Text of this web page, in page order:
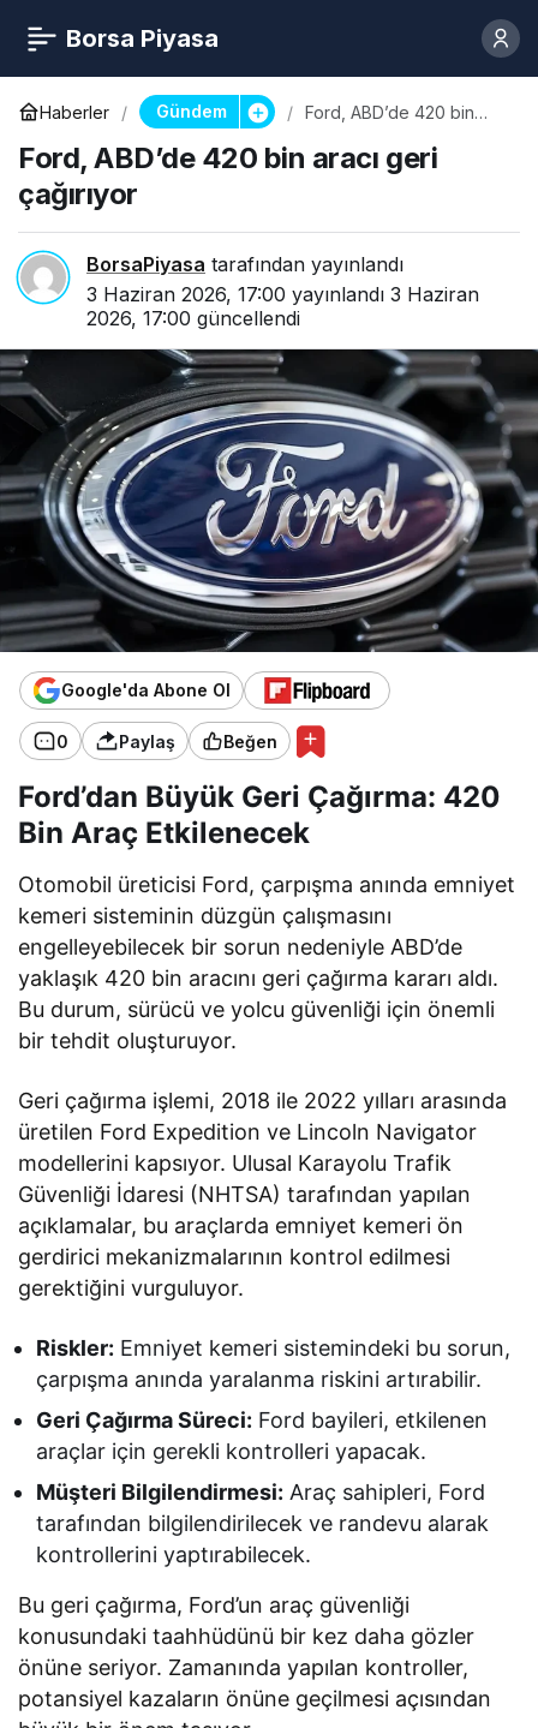
Borsa Piyasa
Haberler Gündem
Ford, ABD’de 420 bin
Ford, ABD’de 420 bin aracı geri
çağırıyor
BorsaPiyasa tarafından yayınlandı
3 Haziran 2026, 17:00 yayınlandı 3 Haziran
2026, 17:00 güncellendi
Google'da Abone Ol
0 Paylaş Beğen
Ford’dan Büyük Geri Çağırma: 420
Bin Araç Etkilenecek
Otomobil üreticisi Ford, çarpışma anında emniyet
kemeri sisteminin düzgün çalışmasını
engelleyebilecek bir sorun nedeniyle ABD’de
yaklaşık 420 bin aracını geri çağırma kararı aldı.
Bu durum, sürücü ve yolcu güvenliği için önemli
bir tehdit oluşturuyor.
Geri çağırma işlemi, 2018 ile 2022 yılları arasında
üretilen Ford Expedition ve Lincoln Navigator
modellerini kapsıyor. Ulusal Karayolu Trafik
Güvenliği İdaresi (NHTSA) tarafından yapılan
açıklamalar, bu araçlarda emniyet kemeri ön
gerdirici mekanizmalarının kontrol edilmesi
gerektiğini vurguluyor.
Riskler: Emniyet kemeri sistemindeki bu sorun,
çarpışma anında yaralanma riskini artırabilir.
Geri Çağırma Süreci: Ford bayileri, etkilenen
araçlar için gerekli kontrolleri yapacak.
Müşteri Bilgilendirmesi: Araç sahipleri, Ford
tarafından bilgilendirilecek ve randevu alarak
kontrollerini yaptırabilecek.
Bu geri çağırma, Ford’un araç güvenliği
konusundaki taahhüdünü bir kez daha gözler
önüne seriyor. Zamanında yapılan kontroller,
potansiyel kazaların önüne geçilmesi açısından